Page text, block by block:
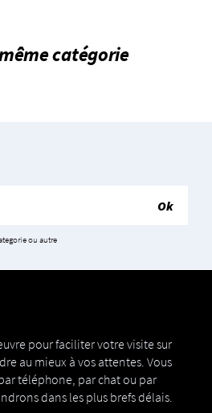
catégorie
ou autre
pour faciliter votre visite sur
au mieux à vos attentes. Vous
téléphone, par chat ou par
dans les plus brefs délais.